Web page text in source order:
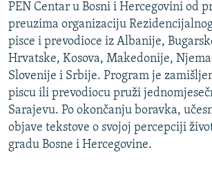
POST SCRIPTUM
MOJA EVROPA
TRI DECENIJE OD RATA U BIH
SVE KARTE DEJTONA
NASTANAK I RASPAD JUGOSLAVIJE
PEN Centar u Bosni i Hercegovini od
preuzima organizaciju
pisce i prevodioce iz Albanije,
Hrvatske, Kosova, Makedonije,
Slovenije i Srbije. Program je
piscu ili prevodiocu pruži
Sarajevu. Po okončanju boravka,
objave tekstove o svojoj percepciji
gradu Bosne i Hercegovine.